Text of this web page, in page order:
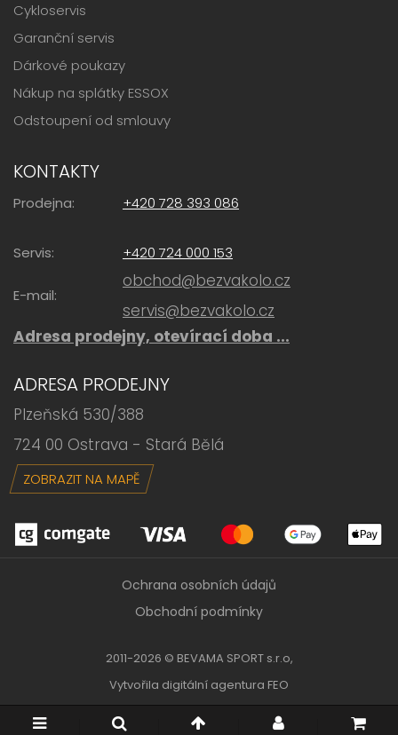
Cykloservis
Garanční servis
Dárkové poukazy
Nákup na splátky ESSOX
Odstoupení od smlouvy
KONTAKTY
Prodejna: +420 728 393 086
Servis: +420 724 000 153
E-mail:
obchod@bezvakolo.cz
servis@bezvakolo.cz
Adresa prodejny, otevírací doba ...
ADRESA PRODEJNY
Plzeňská 530/388
724 00 Ostrava - Stará Bělá
ZOBRAZIT NA MAPĚ
2011-2026 © BEVAMA SPORT s.r.o,
Ochrana osobních údajů
Obchodní podmínky
Vytvořila digitální agentura FEO